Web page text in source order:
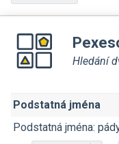
Hledání
Podstatná jména
Podstatná jména: